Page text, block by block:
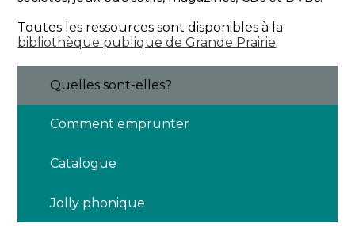
Toutes les ressources sont disponibles à la
bibliothèque publique de Grande Prairie.
Quelles sont-elles?
Comment emprunter
Catalogue
Jolly phonique